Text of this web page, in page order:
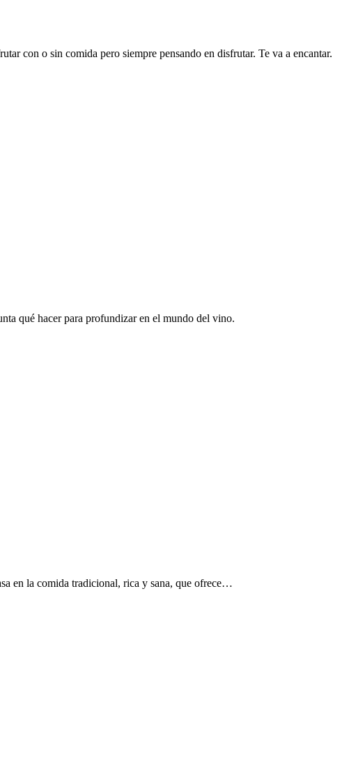
con o sin comida pero siempre pensando en disfrutar. Te va a encantar.
qué hacer para profundizar en el mundo del vino.
en la comida tradicional, rica y sana, que ofrece…